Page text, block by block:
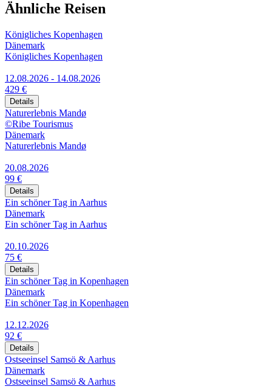
Ähnliche Reisen
Königliches Kopenhagen
Dänemark
Königliches Kopenhagen
12.08.2026 - 14.08.2026
429 €
Details
Naturerlebnis Mandø
©Ribe Tourismus
Dänemark
Naturerlebnis Mandø
20.08.2026
99 €
Details
Ein schöner Tag in Aarhus
Dänemark
Ein schöner Tag in Aarhus
20.10.2026
75 €
Details
Ein schöner Tag in Kopenhagen
Dänemark
Ein schöner Tag in Kopenhagen
12.12.2026
92 €
Details
Ostseeinsel Samsö & Aarhus
Dänemark
Ostseeinsel Samsö & Aarhus